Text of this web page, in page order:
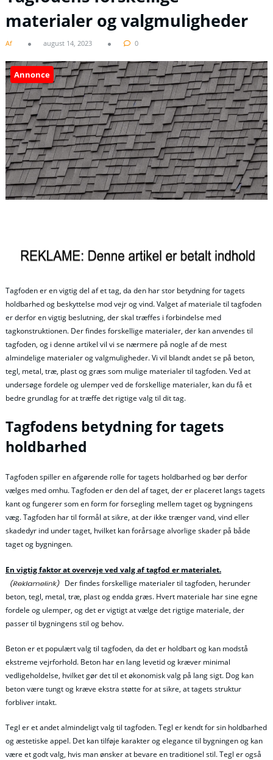
materialer og valgmuligheder
Af august 14, 2023 0
Annonce
Tagfoden er en vigtig del af et tag, da den har stor betydning for tagets
holdbarhed og beskyttelse mod vejr og vind. Valget af materiale til tagfoden
er derfor en vigtig beslutning, der skal træffes i forbindelse med
tagkonstruktionen. Der findes forskellige materialer, der kan anvendes til
tagfoden, og i denne artikel vil vi se nærmere på nogle af de mest
almindelige materialer og valgmuligheder. Vi vil blandt andet se på beton,
tegl, metal, træ, plast og græs som mulige materialer til tagfoden. Ved at
undersøge fordele og ulemper ved de forskellige materialer, kan du få et
bedre grundlag for at træffe det rigtige valg til dit tag.
Tagfodens betydning for tagets
holdbarhed
Tagfoden spiller en afgørende rolle for tagets holdbarhed og bør derfor
vælges med omhu. Tagfoden er den del af taget, der er placeret langs tagets
kant og fungerer som en form for forsegling mellem taget og bygningens
væg. Tagfoden har til formål at sikre, at der ikke trænger vand, vind eller
skadedyr ind under taget, hvilket kan forårsage alvorlige skader på både
taget og bygningen.
En vigtig faktor at overveje ved valg af tagfod er materialet.
Der findes forskellige materialer til tagfoden, herunder
beton, tegl, metal, træ, plast og endda græs. Hvert materiale har sine egne
fordele og ulemper, og det er vigtigt at vælge det rigtige materiale, der
passer til bygningens stil og behov.
Beton er et populært valg til tagfoden, da det er holdbart og kan modstå
ekstreme vejrforhold. Beton har en lang levetid og kræver minimal
vedligeholdelse, hvilket gør det til et økonomisk valg på lang sigt. Dog kan
beton være tungt og kræve ekstra støtte for at sikre, at tagets struktur
forbliver intakt.
Tegl er et andet almindeligt valg til tagfoden. Tegl er kendt for sin holdbarhed
og æstetiske appel. Det kan tilføje karakter og elegance til bygningen og kan
være et godt valg, hvis man ønsker at bevare en traditionel stil. Tegl er også